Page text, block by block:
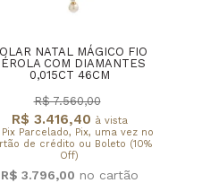
NATAL MÁGICO FIO
COM DIAMANTES
0,015CT 46CM
R$ 3.416,40 à vista
Parcelado, Pix, uma vez no
de crédito ou Boleto (10%
Off)
R$ 7.560,00
R$ 3.796,00